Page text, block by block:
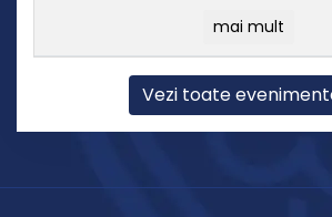
mai mult
Vezi toate